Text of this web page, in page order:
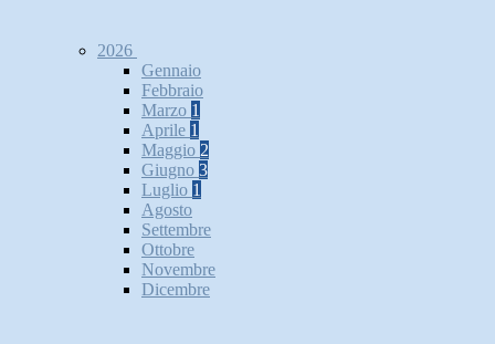
2026
Gennaio
Febbraio
Marzo 1
Aprile 1
Maggio 2
Giugno 3
Luglio 1
Agosto
Settembre
Ottobre
Novembre
Dicembre